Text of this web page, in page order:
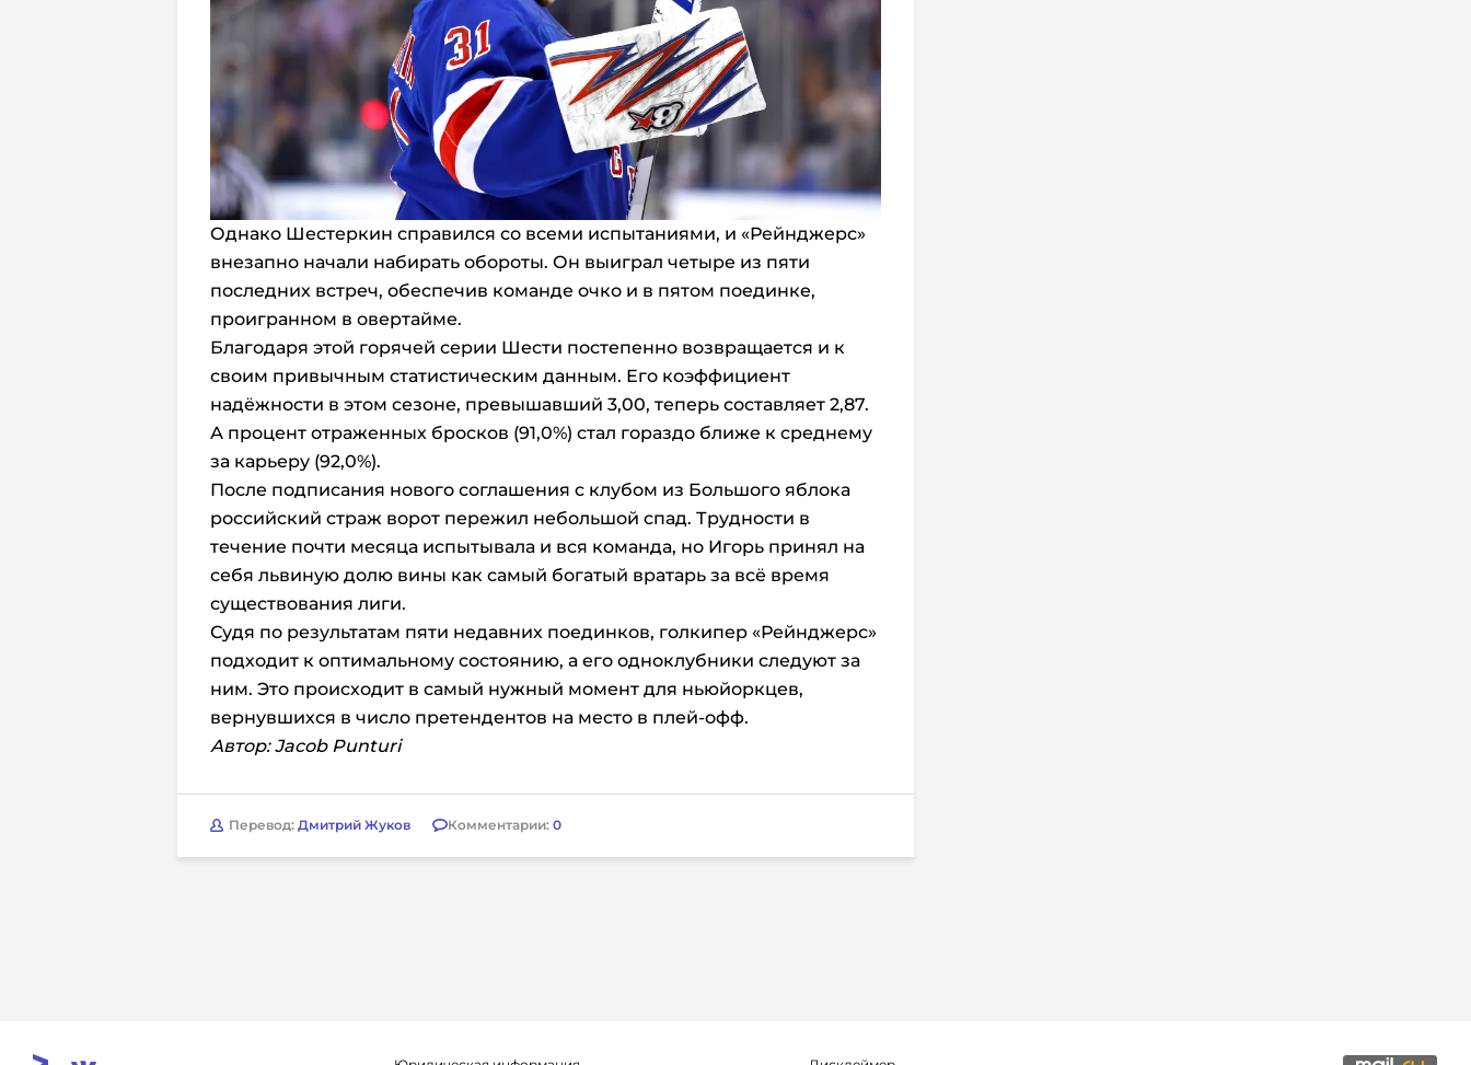
Однако Шестеркин справился со всеми испытаниями, и «Рейнджерс»
внезапно начали набирать обороты. Он выиграл четыре из пяти
последних встреч, обеспечив команде очко и в пятом поединке,
проигранном в овертайме.
Благодаря этой горячей серии Шести постепенно возвращается и к
своим привычным статистическим данным. Его коэффициент
надёжности в этом сезоне, превышавший 3,00, теперь составляет 2,87.
А процент отраженных бросков (91,0%) стал гораздо ближе к среднему
за карьеру (92,0%).
После подписания нового соглашения c клубом из Большого яблока
российский страж ворот пережил небольшой спад. Трудности в
течение почти месяца испытывала и вся команда, но Игорь принял на
себя львиную долю вины как самый богатый вратарь за всё время
существования лиги.
Судя по результатам пяти недавних поединков, голкипер «Рейнджерс»
подходит к оптимальному состоянию, а его одноклубники следуют за
ним. Это происходит в самый нужный момент для ньюйоркцев,
вернувшихся в число претендентов на место в плей-офф.
Автор: Jacob Punturi
Перевод: Дмитрий Жуков Комментарии: 0